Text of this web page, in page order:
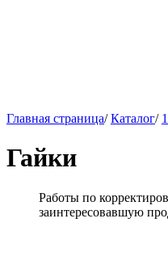
Главная страница/ Каталог/
Гайки
Работы по
заинтересовавшую